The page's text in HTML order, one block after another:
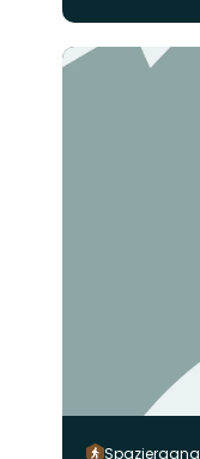
Spaziergang